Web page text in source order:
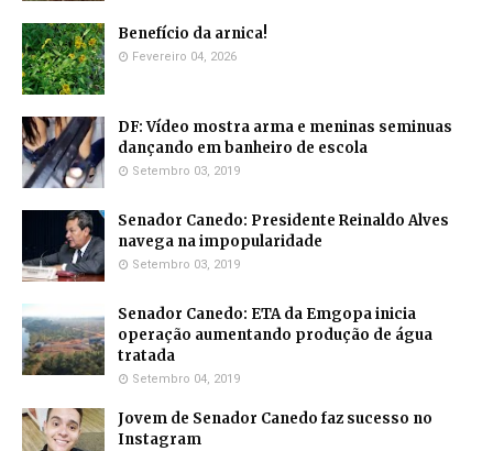
Benefício da arnica!
Fevereiro 04, 2026
DF: Vídeo mostra arma e meninas seminuas
dançando em banheiro de escola
Setembro 03, 2019
Senador Canedo: Presidente Reinaldo Alves
navega na impopularidade
Setembro 03, 2019
Senador Canedo: ETA da Emgopa inicia
operação aumentando produção de água
tratada
Setembro 04, 2019
Jovem de Senador Canedo faz sucesso no
Instagram